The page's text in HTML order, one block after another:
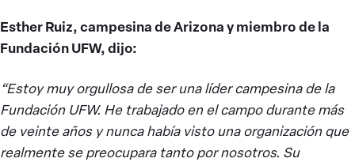
Esther Ruiz, campesina de Arizona y miembro de la
Fundación UFW, dijo:
“Estoy muy orgullosa de ser una líder campesina de la
Fundación UFW. He trabajado en el campo durante más
de veinte años y nunca había visto una organización que
realmente se preocupara tanto por nosotros. Su